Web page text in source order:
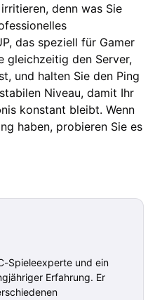
denn was Sie
das speziell für Gamer
gleichzeitig den Server,
und halten Sie den Ping
Niveau, damit Ihr
konstant bleibt. Wenn
haben, probieren Sie es
Spieleexperte und ein
Erfahrung. Er